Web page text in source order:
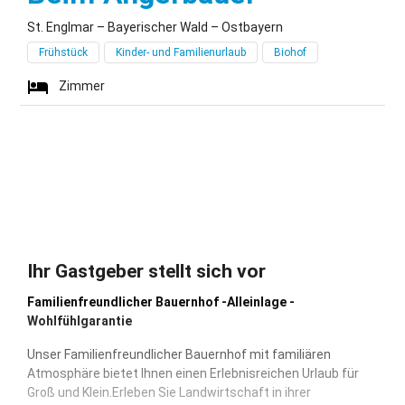
St. Englmar – Bayerischer Wald – Ostbayern
Frühstück Kinder- und Familienurlaub Biohof
Zimmer
Ihr Gastgeber stellt sich vor
Familienfreundlicher Bauernhof -Alleinlage -
Wohlfühlgarantie
Unser Familienfreundlicher Bauernhof mit familiären
Atmosphäre bietet Ihnen einen Erlebnisreichen Urlaub für
Groß und Klein.Erleben Sie Landwirtschaft in ihrer